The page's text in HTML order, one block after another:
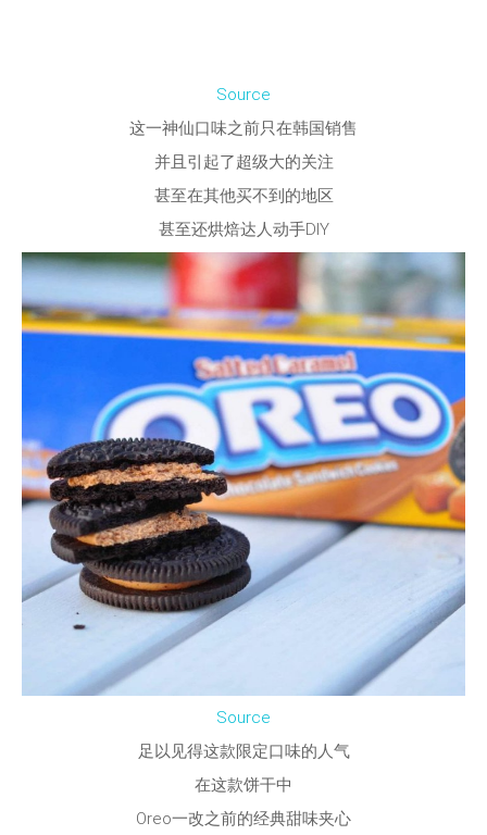
Source
这一神仙口味之前只在韩国销售
并且引起了超级大的关注
甚至在其他买不到的地区
甚至还烘焙达人动手DIY
Source
足以见得这款限定口味的人气
在这款饼干中
Oreo一改之前的经典甜味夹心